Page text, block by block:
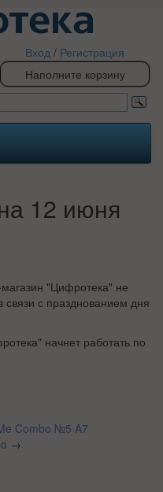
Вход / Регистрация
Наполните корзину
12 июня
"Цифротека" не
с празднованием дня
начнет работать по
Combo №5 A7
→